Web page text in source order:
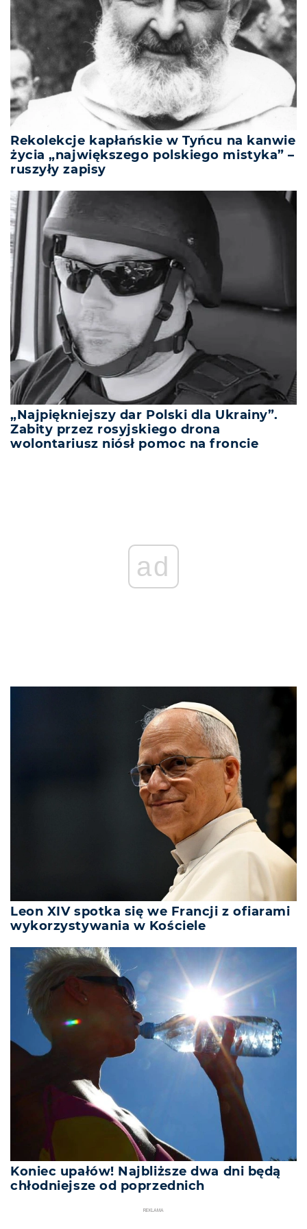
Rekolekcje kapłańskie w Tyńcu na kanwie
życia „największego polskiego mistyka” –
ruszyły zapisy
„Najpiękniejszy dar Polski dla Ukrainy”.
Zabity przez rosyjskiego drona
wolontariusz niósł pomoc na froncie
ad
Leon XIV spotka się we Francji z ofiarami
wykorzystywania w Kościele
Koniec upałów! Najbliższe dwa dni będą
chłodniejsze od poprzednich
REKLAMA